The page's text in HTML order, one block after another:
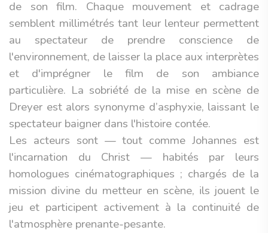
de son film. Chaque mouvement et cadrage
semblent millimétrés tant leur lenteur permettent
au spectateur de prendre conscience de
l'environnement, de laisser la place aux interprètes
et d'imprégner le film de son ambiance
particulière. La sobriété de la mise en scène de
Dreyer est alors synonyme d’asphyxie, laissant le
spectateur baigner dans l'histoire contée.
Les acteurs sont — tout comme Johannes est
l'incarnation du Christ — habités par leurs
homologues cinématographiques ; chargés de la
mission divine du metteur en scène, ils jouent le
jeu et participent activement à la continuité de
l'atmosphère prenante-pesante.